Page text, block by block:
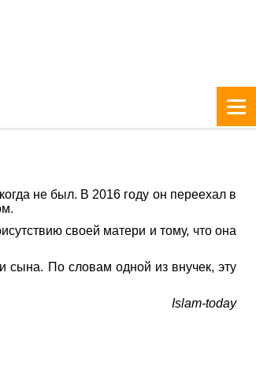
не был. В 2016 году он переехал в
своей матери и тому, что она
По словам одной из внучек, эту
Islam-today